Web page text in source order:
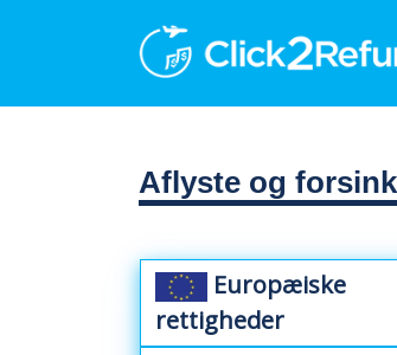
Aflyste og
Europæiske
rettigheder